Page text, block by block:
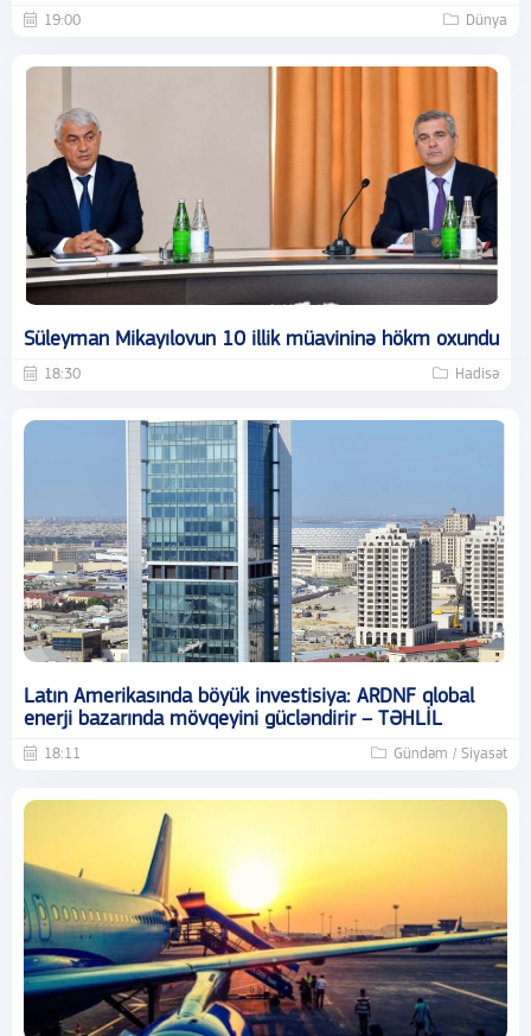
19:00 Dünya
Süleyman Mikayılovun 10 illik müavininə hökm oxundu
18:30 Hadisə
Latın Amerikasında böyük investisiya: ARDNF qlobal
enerji bazarında mövqeyini gücləndirir – TƏHLİL
18:11 Gündəm / Siyasət